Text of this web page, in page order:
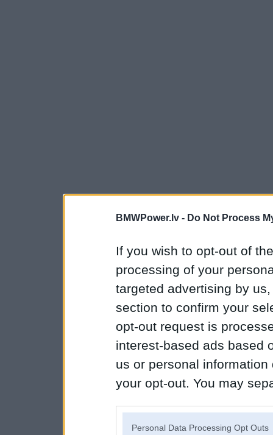
BMWPower.lv - Do Not Process
If you wish to opt-out of
processing of your
targeted advertising by
section to confirm your
opt-out request is
interest-based ads based
us or personal
your opt-out. You may
Personal Data Processing Opt Outs